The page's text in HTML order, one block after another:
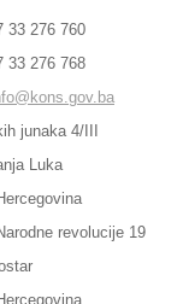
33 276 760
33 276 768
junaka 4/III
Luka
revolucije 19